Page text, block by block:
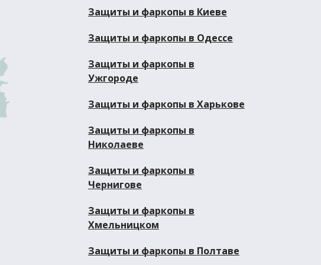
Защиты и фаркопы в Киеве
Защиты и фаркопы в Одессе
Защиты и фаркопы в
Ужгороде
Защиты и фаркопы в Харькове
Защиты и фаркопы в
Николаеве
Защиты и фаркопы в
Чернигове
Защиты и фаркопы в
Хмельницком
Защиты и фаркопы в Полтаве